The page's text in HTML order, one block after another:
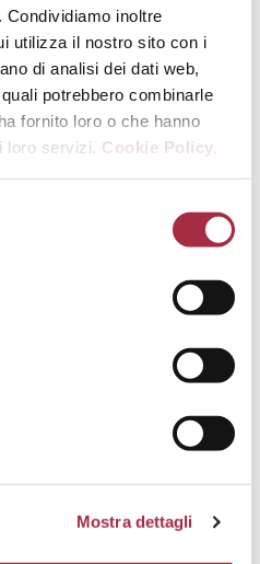
inoltre
utilizza il nostro sito con i
di analisi dei dati web,
potrebbero combinarle
fornito loro o che hanno
loro servizi. Cookie Policy.
Mostra dettagli